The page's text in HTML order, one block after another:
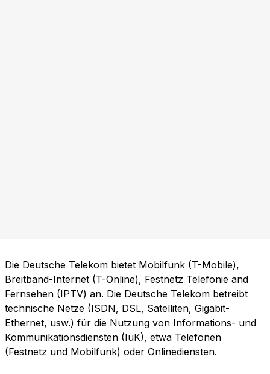
Die Deutsche Telekom bietet Mobilfunk (T-Mobile),
Breitband-Internet (T-Online), Festnetz Telefonie and
Fernsehen (IPTV) an. Die Deutsche Telekom betreibt
technische Netze (ISDN, DSL, Satelliten, Gigabit-
Ethernet, usw.) für die Nutzung von Informations- und
Kommunikationsdiensten (IuK), etwa Telefonen
(Festnetz und Mobilfunk) oder Onlinediensten.